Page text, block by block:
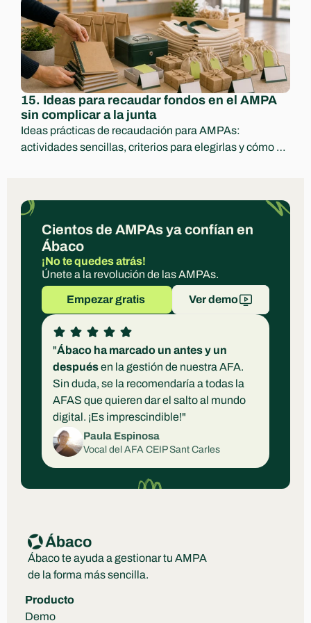
Cientos de AMPAs ya confían en
Ábaco
¡No te quedes atrás!
Únete a la revolución de las AMPAs.
Empezar gratis Ver demo
"Ábaco ha marcado un antes y un
después en la gestión de nuestra AFA.
Sin duda, se la recomendaría a todas la
AFAS que quieren dar el salto al mundo
digital. ¡Es imprescindible!"
Paula Espinosa
Vocal del AFA CEIP Sant Carles
Ábaco te ayuda a gestionar tu AMPA
de la forma más sencilla.
Producto
Demo
aprendizajes y decisiones para el curso siguiente.
15. Ideas para recaudar fondos en el AMPA
sin complicar a la junta
Ideas prácticas de recaudación para AMPAs:
actividades sencillas, criterios para elegirlas y cómo